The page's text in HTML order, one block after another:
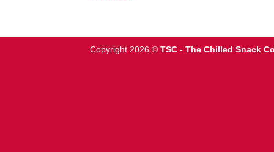
Copyright 2026 © TSC - The Chilled Snack